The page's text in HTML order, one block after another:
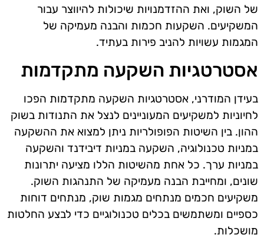
של השוק, ואת ההזדמנויות שיכולות להיווצר עבור
המשקיעים. השקעות חכמות והבנה מעמיקה של
המגמות עשויות להניב פירות בעתיד.
אסטרטגיות השקעה מתקדמות
בעידן המודרני, אסטרטגיות השקעה מתקדמות הפכו
לחיוניות למשקיעים המעוניינים לנצל את התנודות בשוק
ההון. בין השיטות הפופולריות ניתן למצוא את ההשקעה
במניות טכנולוגיה, השקעה במניות דיבידנד והשקעה
במניות ערך. כל אחת מהשיטות הללו מציעה יתרונות
שונים, ומחייבת הבנה מעמיקה של התנהגות השוק.
משקיעים חכמים מנתחים מגמות שוק, מנתחים דוחות
כספיים ומשתמשים בכלים טכנולוגיים כדי לבצע החלטות
מושכלות.